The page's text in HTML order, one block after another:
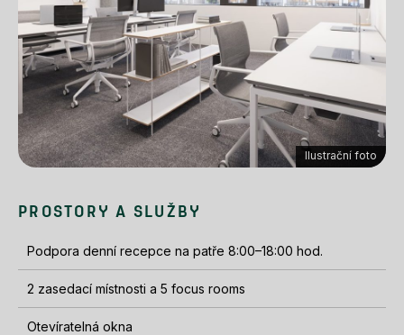
Ilustrační foto
PROSTORY A SLUŽBY
Podpora denní recepce na patře 8:00–18:00 hod.
2 zasedací místnosti a 5 focus rooms
Otevíratelná okna